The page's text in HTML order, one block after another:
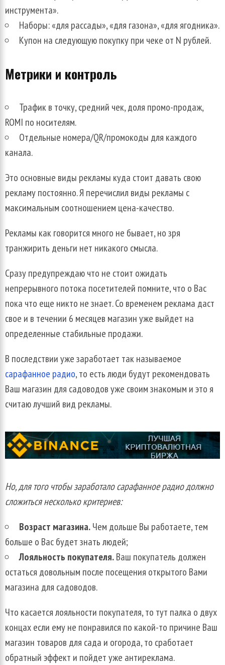
инструмента».
Наборы: «для рассады», «для газона», «для ягодника».
Купон на следующую покупку при чеке от N рублей.
Метрики и контроль
Трафик в точку, средний чек, доля промо-продаж,
ROMI по носителям.
Отдельные номера/QR/промокоды для каждого
канала.
Это основные виды рекламы куда стоит давать свою
рекламу постоянно. Я перечислил виды рекламы с
максимальным соотношением цена-качество.
Рекламы как говорится много не бывает, но зря
транжирить деньги нет никакого смысла.
Сразу предупреждаю что не стоит ожидать
непрерывного потока посетителей помните, что о Вас
пока что еще никто не знает. Со временем реклама даст
свое и в течении 6 месяцев магазин уже выйдет на
определенные стабильные продажи.
В последствии уже заработает так называемое
сарафанное радио, то есть люди будут рекомендовать
Ваш магазин для садоводов уже своим знакомым и это я
считаю лучший вид рекламы.
Но, для того чтобы заработало сарафанное радио должно
сложиться несколько критериев:
Возраст магазина.Чем дольше Вы работаете, тем
больше о Вас будет знать людей;
Лояльность покупателя.Ваш покупатель должен
остаться довольным после посещения открытого Вами
магазина для садоводов.
Что касается лояльности покупателя, то тут палка о двух
концах если ему не понравился по какой-то причине Ваш
магазин товаров для сада и огорода, то сработает
обратный эффект и пойдет уже антиреклама.